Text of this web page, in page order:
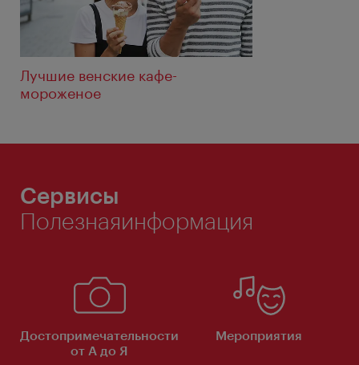
Лучшие венские кафе-
мороженое
Сервисы
Полезнаяинформация
Достопримечательности
от А до Я
Мероприятия